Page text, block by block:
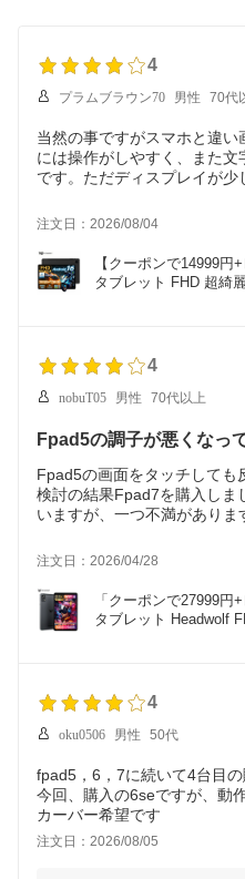
4
プラムブラウン70 男性 70代
当然の事ですがスマホと違
には操作がしやすく、また
です。ただディスプレイが少
注文日：2026/08/04
【クーポンで14999円
タブレット FHD 超綺
ブレット android
4
nobuT05 男性 70代以上
Fpad5の調子が悪くなっ
Fpad5の画面をタッチしても
検討の結果Fpad7を購入しま
いますが、一つ不満がありま
ントを合わせるために画面
ことです。これでは人前では
問い合わせにも書いたのです
注文日：2026/04/28
「クーポンで27999円
タブレット Headwolf
顔認識 タブレット 本体
4
oku0506 男性 50代
fpad5，6，7に続いて4台目
今回、購入の6seですが、動
カーバー希望です
注文日：2026/08/05